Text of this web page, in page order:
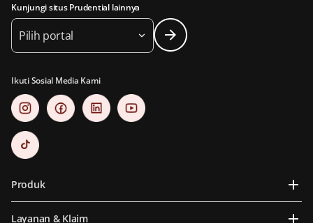
Kunjungi situs Prudential lainnya
Pilih portal
Ikuti Sosial Media Kami
Produk
Layanan & Klaim